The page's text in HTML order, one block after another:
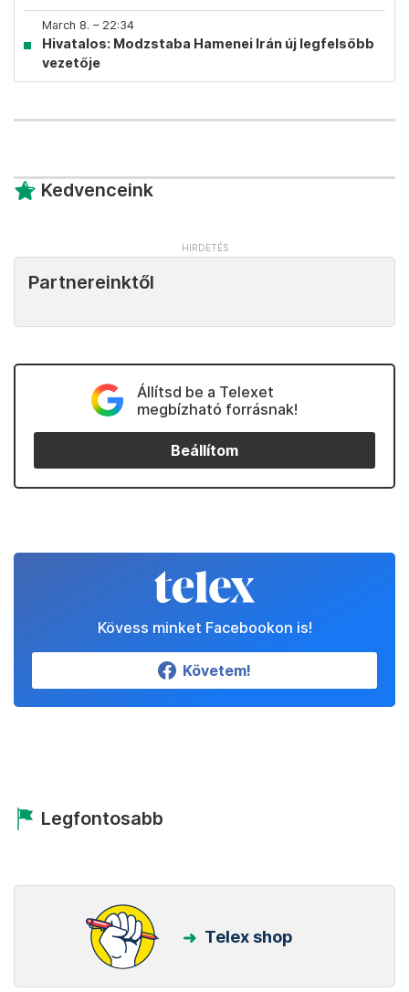
March 8. – 22:34
Hivatalos: Modzstaba Hamenei Irán új legfelsőbb
vezetője
Kedvenceink
Partnereinktől
Állítsd be a Telexet
megbízható forrásnak!
Beállítom
Kövess minket Facebookon is!
Követem!
Legfontosabb
Telex shop